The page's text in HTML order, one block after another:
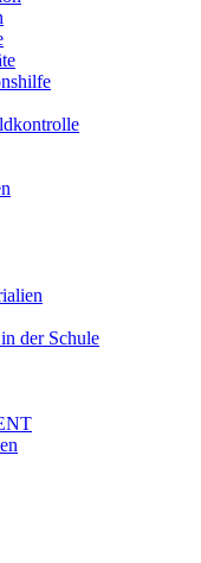
der Schule